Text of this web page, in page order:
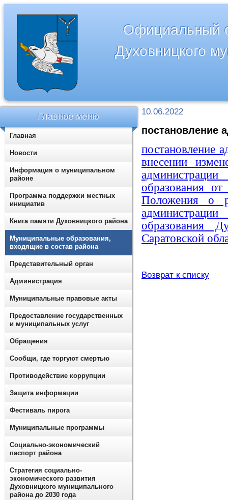
Официальный
Духовницкого
10.06.2022
постановление
постановление
внесении
образования
Положения о
образования
Саратовской
Возврат к списку
Главное меню
Главная
Новости
Информация о муниципальном
районе
Программа поддержки местных
инициатив
Книга памяти Духовницкого района
Муниципальные образования,
входящие в состав района
Представительный орган
Администрация
Муниципальные правовые акты
Предоставление государственных
и муниципальных услуг
Обращения
Сообщи, где торгуют смертью
Противодействие коррупции
Защита информации
Фестиваль пирога
Муниципальные программы
Социально-экономический
паспорт района
Стратегия социально-
экономического развития
Духовницкого муниципального
района до 2030 года